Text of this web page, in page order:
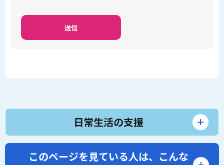
日常生活の支援
このページを見ている人は、 こんな